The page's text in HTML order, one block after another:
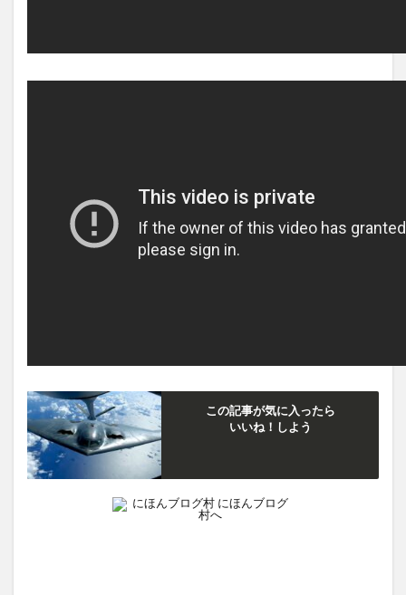
この記事が気に入ったら
いいね！しよう